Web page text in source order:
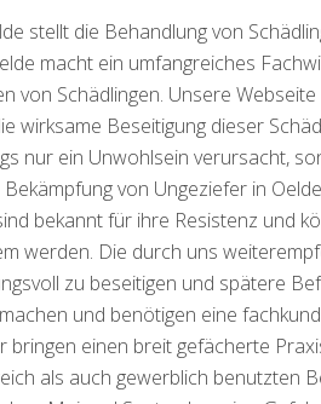
stellt die Behandlung von
macht ein umfangreiches
von Schädlingen. Unsere
wirksame Beseitigung dieser
nur ein Unwohlsein verursacht,
von Ungeziefer in
bekannt für ihre Resistenz und
werden. Die durch uns
zu beseitigen und spätere
und benötigen eine
einen breit gefächerte
als auch gewerblich benutzten